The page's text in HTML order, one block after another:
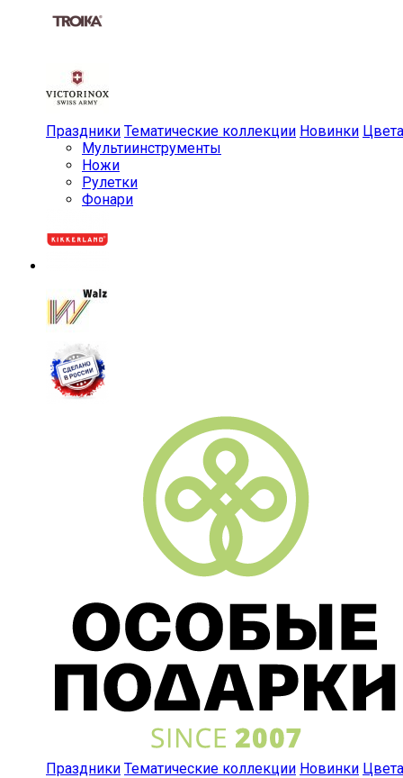
Праздники Тематические коллекции Новинки Цвета
Мульти­инструменты
Ножи
Рулетки
Фонари
Праздники Тематические коллекции Новинки Цвета